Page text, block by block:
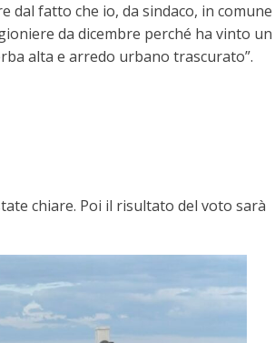
dal fatto che io, da sindaco, in comune
da dicembre perché ha vinto un
alta e arredo urbano trascurato”.
chiare. Poi il risultato del voto sarà